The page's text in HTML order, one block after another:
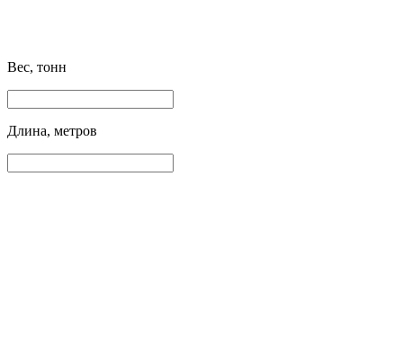
Вес, тонн
Длина, метров